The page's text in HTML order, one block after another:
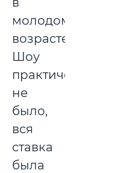
молодом
возрасте.
Шоу
практически
не
было,
вся
ставка
была